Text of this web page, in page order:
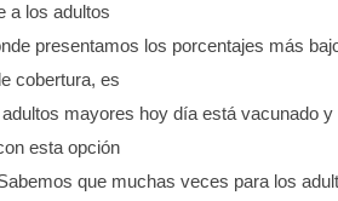
a los adultos
presentamos los porcentajes más
cobertura, es
mayores hoy día está vacunado y
esta opción
que muchas veces para los